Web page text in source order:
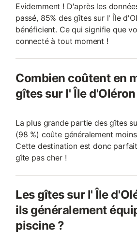
Evidemment ! D'après les
passé, 85% des gîtes sur l' Île
bénéficient. Ce qui signifie que
connecté à tout moment !
Combien coûtent en
gîtes sur l' Île d'Oléron
La plus grande partie des gîtes
(98 %) coûte généralement
Cette destination est donc
gîte pas cher !
Les gîtes sur l' Île
ils généralement
piscine ?